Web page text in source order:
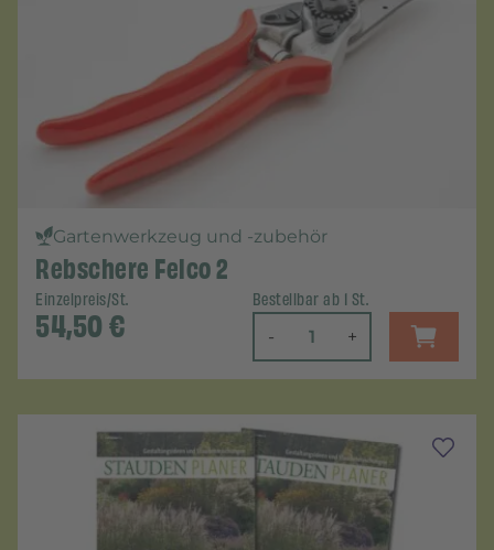
Gartenwerkzeug und -zubehör
Rebschere Felco 2
Einzelpreis/St.
54,50€
Bestellbar ab 1 St.
- +